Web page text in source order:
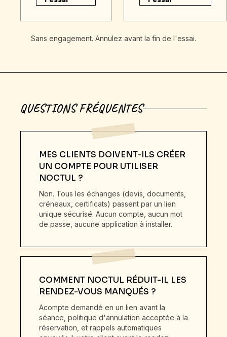
Sans engagement. Annulez avant la fin de l'essai.
QUESTIONS FRÉQUENTES
MES CLIENTS DOIVENT-ILS CRÉER
UN COMPTE POUR UTILISER
NOCTUL ?
Non. Tous les échanges (devis, documents,
créneaux, certificats) passent par un lien
unique sécurisé. Aucun compte, aucun mot
de passe, aucune application à installer.
COMMENT NOCTUL RÉDUIT-IL LES
RENDEZ-VOUS MANQUÉS ?
Acompte demandé en un lien avant la
séance, politique d'annulation acceptée à la
réservation, et rappels automatiques